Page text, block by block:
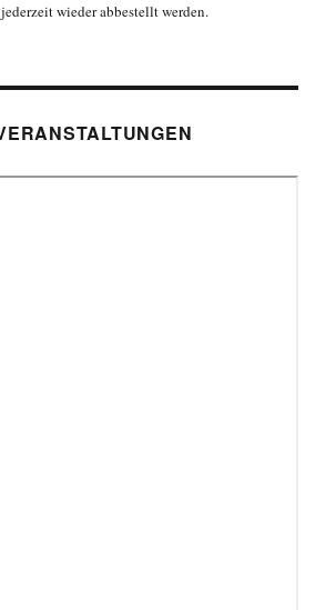
wieder abbestellt werden.